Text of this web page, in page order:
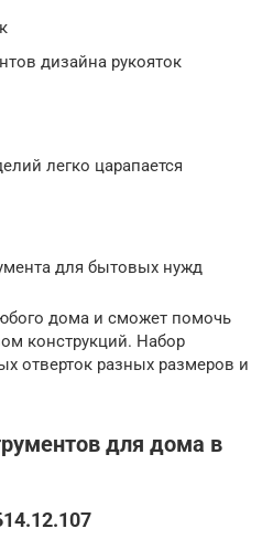
дизайна рукояток
легко царапается
для бытовых нужд
дома и сможет помочь
конструкций. Набор
отверток разных размеров и
для дома в